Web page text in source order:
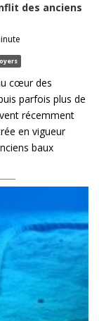
des anciens
cœur des
parfois plus de
récemment
en vigueur
baux